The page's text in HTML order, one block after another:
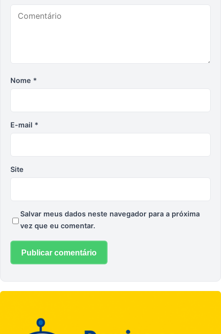
Nome *
E-mail *
Site
Salvar meus dados neste navegador para a próxima
vez que eu comentar.